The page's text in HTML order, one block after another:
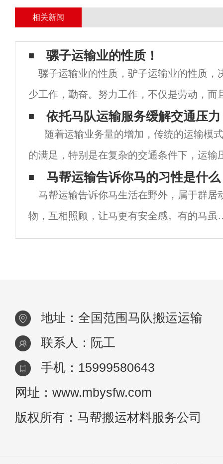
相关新闻
骡子运输业的性质！
骡子运输业的性质，驴子运输业的性质，
少工作，勤奋。努力工作，不仅是劳动，而
年复一年地离开了家。我们应该随时处理恶
恶劣的天气，始终跟上机会，抓住机会，抓
依托马队运输服务缓解交通压力
随着运输业务量的增加，传统的运输模
的满足，特别是在复杂的交通条件下，运输
从这个角度来看，整合高质量的运输资源，
需求是非常必要的，这也是经过行业长
马帮运输告诉你马的习性是什
马帮运输告诉你马生活在野外，属于群居
物，互相照顾，让马更有安全感。有的马虽
生活在马厩里，但马也很需要同伴。马交通
地址：全国范围马队搬运运输
联系人：阮工
手机：15999580643
网址：www.mbysfw.com
版权所有：马帮搬运材料服务公司